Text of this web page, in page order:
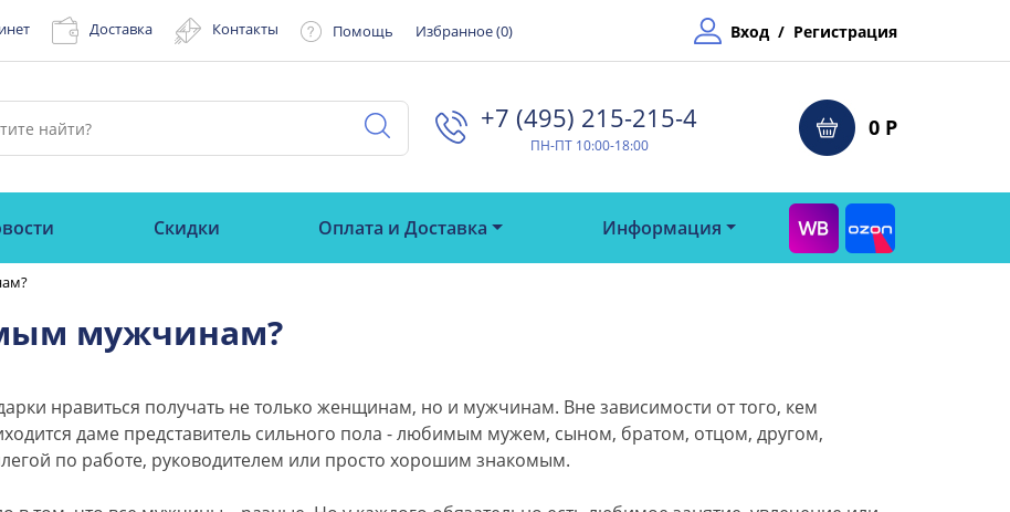
Доставка Контакты Помощь Избранное (0) Вход / Регистрация
+7 (495) 215-215-4⁠
ПН-ПТ 10:00-18:00
0 Р
Скидки Оплата и Доставка Информация
мужчинам?
нравиться получать не только женщинам, но и мужчинам. Вне зависимости от того, кем
даме представитель сильного пола - любимым мужем, сыном, братом, отцом, другом,
по работе, руководителем или просто хорошим знакомым.